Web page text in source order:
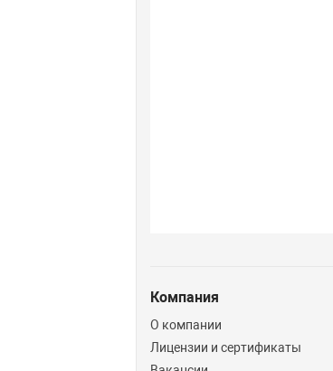
Компания
О компании
Лицензии и сертификаты